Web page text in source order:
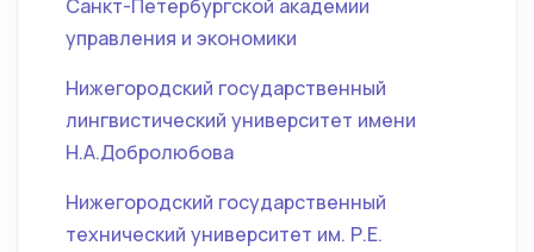
Санкт-Петербургской академии
управления и экономики
Нижегородский государственный
лингвистический университет имени
Н.А.Добролюбова
Нижегородский государственный
технический университет им. Р.Е.